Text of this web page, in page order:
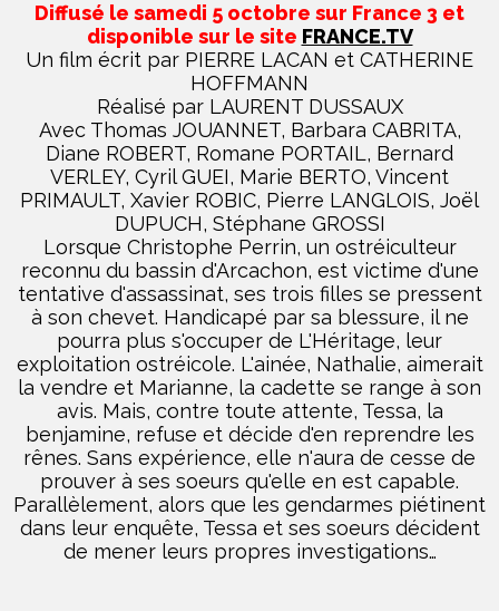
Diffusé le samedi 5 octobre sur France 3 et
disponible sur le site FRANCE.TV
Un film écrit par PIERRE LACAN et CATHERINE
HOFFMANN
Réalisé par LAURENT DUSSAUX
Avec Thomas JOUANNET, Barbara CABRITA,
Diane ROBERT, Romane PORTAIL, Bernard
VERLEY, Cyril GUEI, Marie BERTO, Vincent
PRIMAULT, Xavier ROBIC, Pierre LANGLOIS, Joël
DUPUCH, Stéphane GROSSI
Lorsque Christophe Perrin, un ostréiculteur
reconnu du bassin d'Arcachon, est victime d'une
tentative d'assassinat, ses trois filles se pressent
à son chevet. Handicapé par sa blessure, il ne
pourra plus s'occuper de L'Héritage, leur
exploitation ostréicole. L'ainée, Nathalie, aimerait
la vendre et Marianne, la cadette se range à son
avis. Mais, contre toute attente, Tessa, la
benjamine, refuse et décide d'en reprendre les
rênes. Sans expérience, elle n'aura de cesse de
prouver à ses soeurs qu'elle en est capable.
Parallèlement, alors que les gendarmes piétinent
dans leur enquête, Tessa et ses soeurs décident
de mener leurs propres investigations…